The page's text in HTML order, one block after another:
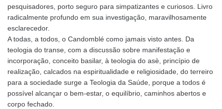
pesquisadores, porto seguro para simpatizantes e curiosos. Livro
radicalmente profundo em sua investigação, maravilhosamente
esclarecedor.
A todas, a todos, o Candomblé como jamais visto antes. Da
teologia do transe, com a discussão sobre manifestação e
incorporação, conceito basilar, à teologia do asè, princípio de
realização, calcados na espiritualidade e religiosidade, do terreiro
para a sociedade surge a Teologia da Saúde, porque a todos é
possível alcançar o bem-estar, o equilíbrio, caminhos abertos e
corpo fechado.